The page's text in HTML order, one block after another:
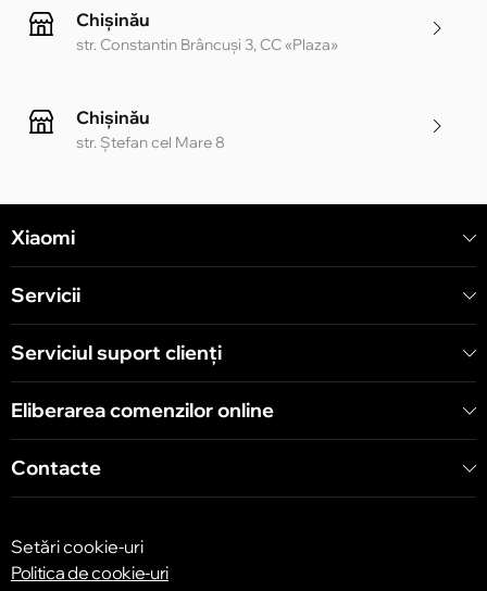
Chișinău
str. Constantin Brâncuși 3, CC «Plaza»
Chișinău
str. Ștefan cel Mare 8
Chișinău
str. Arborilor 21, CC «Shopping MallDova»
Xiaomi
Servicii
Serviciul suport clienţi
Eliberarea comenzilor online
Contacte
Setări cookie-uri
Politica de cookie-uri